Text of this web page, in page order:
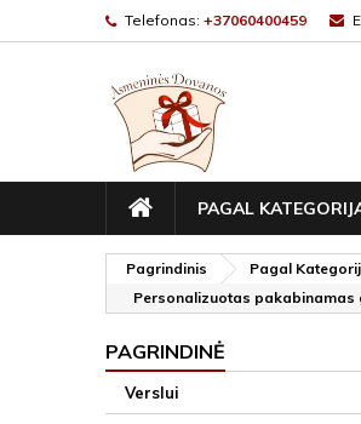
Telefonas: +37060400459
PAGRINDINIS
PAGAL
Pagrindinis Pagal
Personalizuotas pakabinamas
PAGRINDINĖ
Verslui